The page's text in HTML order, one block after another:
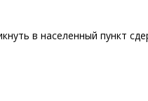
в населенный пункт